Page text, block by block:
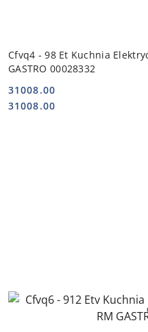
Cfvq4 - 98 Et Kuchnia
GASTRO 00028332
Cena:
31008.00
Cena:
31008.00